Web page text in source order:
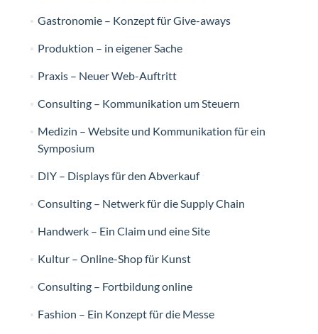
Gastronomie – Konzept für Give-aways
Produktion – in eigener Sache
Praxis – Neuer Web-Auftritt
Consulting – Kommunikation um Steuern
Medizin – Website und Kommunikation für ein
Symposium
DIY – Displays für den Abverkauf
Consulting – Netwerk für die Supply Chain
Handwerk – Ein Claim und eine Site
Kultur – Online-Shop für Kunst
Consulting – Fortbildung online
Fashion – Ein Konzept für die Messe